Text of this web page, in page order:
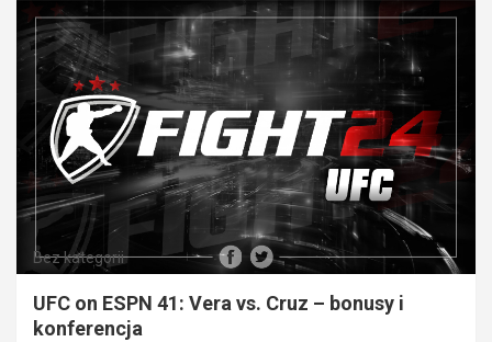
Bez kategorii
UFC on ESPN 41: Vera vs. Cruz – bonusy i
konferencja